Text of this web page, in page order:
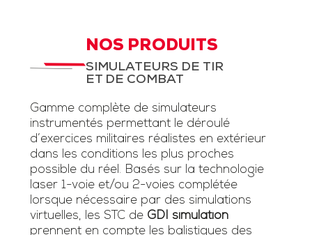
NOS PRODUITS
SIMULATEURS DE TIR
ET DE COMBAT
Gamme complète de simulateurs
instrumentés permettant le déroulé
d’exercices militaires réalistes en extérieur
dans les conditions les plus proches
possible du réel. Basés sur la technologie
laser 1-voie et/ou 2-voies complétée
lorsque nécessaire par des simulations
virtuelles, les STC de GDI simulation
prennent en compte les balistiques des